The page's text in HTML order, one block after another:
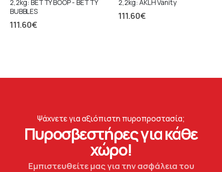
2,2kg: BETTY BOOP - BETTY
BUBBLES
111.60€
2,2kg: AKLH Vanity
111.60€
Ψάχνετε για αξιόπιστη πυροπροστασία;
Πυροσβεστήρες για κάθε
χώρο!
Εμπιστευθείτε μας για την ασφάλεια του